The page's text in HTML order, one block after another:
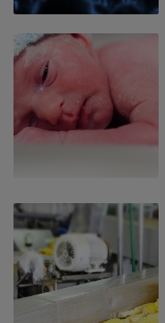
För- och efternamn
Företag*